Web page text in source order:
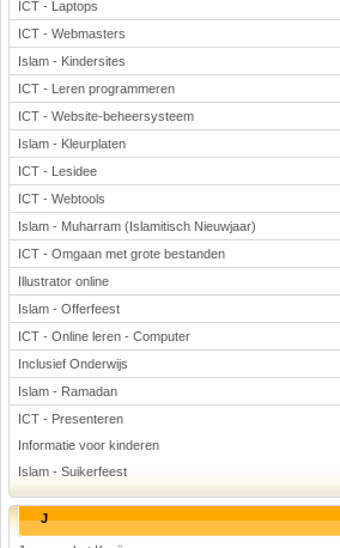
ICT - Laptops
ICT - Webmasters
Islam - Kindersites
ICT - Leren programmeren
ICT - Website-beheersysteem
Islam - Kleurplaten
ICT - Lesidee
ICT - Webtools
Islam - Muharram (Islamitisch Nieuwjaar)
ICT - Omgaan met grote bestanden
Illustrator online
Islam - Offerfeest
ICT - Online leren - Computer
Inclusief Onderwijs
Islam - Ramadan
ICT - Presenteren
Informatie voor kinderen
Islam - Suikerfeest
J